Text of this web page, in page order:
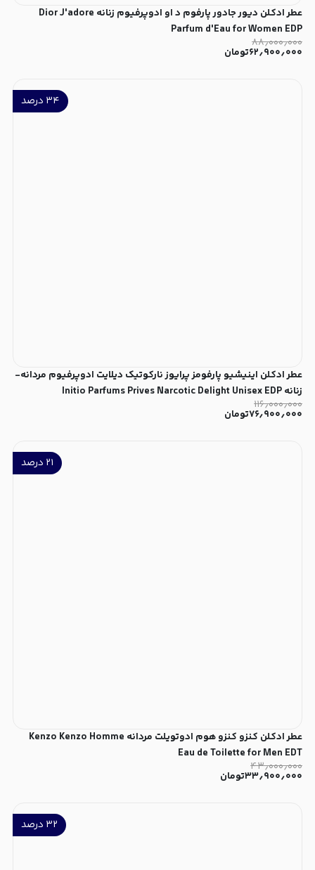
عطر ادکلن دیور جادور پارفوم د او ادوپرفیوم زنانه Dior J'adore
Parfum d'Eau for Women EDP
۸۸٫۰۰۰٫۰۰۰
۶۲٫۹۰۰٫۰۰۰تومان
۳۴ درصد
عطر ادکلن اینیشیو پارفومز پرایوز نارکوتیک دیلایت ادوپرفیوم مردانه-
زنانه Initio Parfums Prives Narcotic Delight Unisex EDP
۱۱۶٫۰۰۰٫۰۰۰
۷۶٫۹۰۰٫۰۰۰تومان
۲۱ درصد
عطر ادکلن کنزو کنزو هوم ادوتویلت مردانه Kenzo Kenzo Homme
Eau de Toilette for Men EDT
۴۳٫۰۰۰٫۰۰۰
۳۳٫۹۰۰٫۰۰۰تومان
۳۲ درصد